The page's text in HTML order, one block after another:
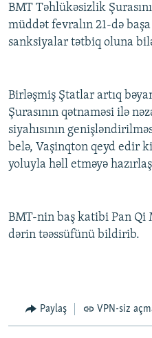
FOTOQALEREYA
İNFOQRAFIKA
OXU ZALI
AZƏRBAYCAN ƏDƏBIYYATI
İZ - MƏDƏNIYYƏT PROQRAMI
HAQQIMIZDA
MISSIYAMIZ
MATERIALLARIMIZDAN ISTIFADƏ
AZADLIQRADIOSU MOBIL
BIZIMLƏ ƏLAQƏ
XƏBƏR BÜLLETENLƏRIMIZ
RFE/RL-in bütün saytları
BMT Təhlükəsizlik
müddət fevralın 21-də
sanksiyalar tətbiq oluna
Birləşmiş Ştatlar artıq
Şurasının qətnaməsi ilə
siyahısının
belə, Vaşinqton qeyd edir
yoluyla həll etməyə
BMT-nin baş katibi Pan Qi
dərin təəssüfünü bildirib.
Paylaş VPN-siz